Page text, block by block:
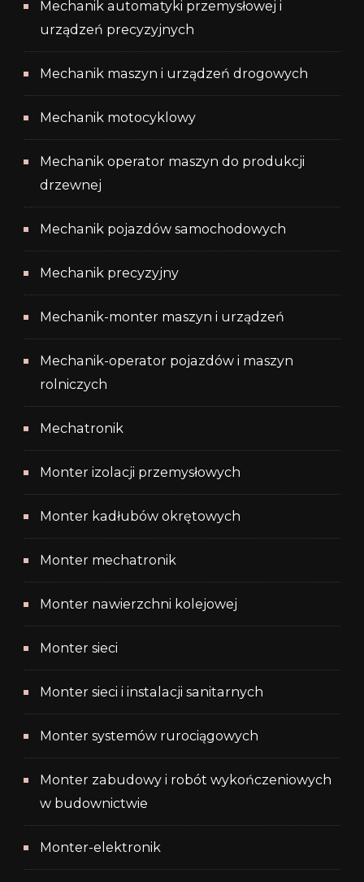
Mechanik automatyki przemysłowej i
urządzeń precyzyjnych
Mechanik maszyn i urządzeń drogowych
Mechanik motocyklowy
Mechanik operator maszyn do produkcji
drzewnej
Mechanik pojazdów samochodowych
Mechanik precyzyjny
Mechanik-monter maszyn i urządzeń
Mechanik-operator pojazdów i maszyn
rolniczych
Mechatronik
Monter izolacji przemysłowych
Monter kadłubów okrętowych
Monter mechatronik
Monter nawierzchni kolejowej
Monter sieci
Monter sieci i instalacji sanitarnych
Monter systemów rurociągowych
Monter zabudowy i robót wykończeniowych
w budownictwie
Monter-elektronik